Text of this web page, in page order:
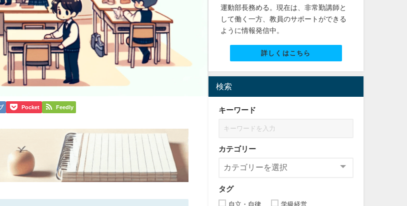
Pocket Feedly
運動部長務める。現在は、非常勤講師と
して働く一方、教員のサポートができる
ように情報発信中。
詳しくはこちら
検索
キーワード
カテゴリー
タグ
自立・自律
学級経営